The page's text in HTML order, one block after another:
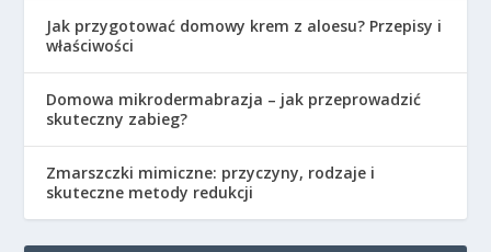
Jak przygotować domowy krem z aloesu? Przepisy i
właściwości
Domowa mikrodermabrazja – jak przeprowadzić
skuteczny zabieg?
Zmarszczki mimiczne: przyczyny, rodzaje i
skuteczne metody redukcji